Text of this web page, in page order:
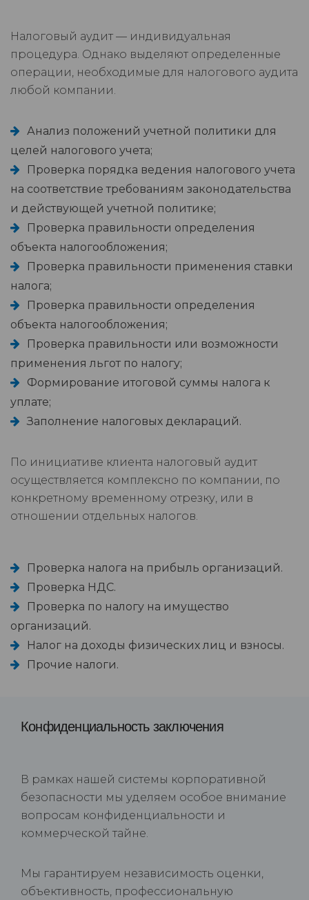
Налоговый аудит — индивидуальная
процедура. Однако выделяют определенные
операции, необходимые для налогового аудита
любой компании.
Анализ положений учетной политики для
целей налогового учета;
Проверка порядка ведения налогового учета
на соответствие требованиям законодательства
и действующей учетной политике;
Проверка правильности определения
объекта налогообложения;
Проверка правильности применения ставки
налога;
Проверка правильности определения
объекта налогообложения;
Проверка правильности или возможности
применения льгот по налогу;
Формирование итоговой суммы налога к
уплате;
Заполнение налоговых деклараций.
По инициативе клиента налоговый аудит
осуществляется комплексно по компании, по
конкретному временному отрезку, или в
отношении отдельных налогов.
Проверка налога на прибыль организаций.
Проверка НДС.
Проверка по налогу на имущество
организаций.
Налог на доходы физических лиц и взносы.
Прочие налоги.
Конфиденциальность заключения
В рамках нашей системы корпоративной
безопасности мы уделяем особое внимание
вопросам конфиденциальности и
коммерческой тайне.
Мы гарантируем независимость оценки,
объективность, профессиональную